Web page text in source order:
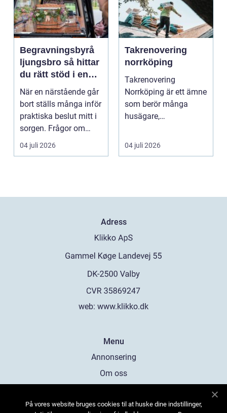
Begravningsbyrå
ljungsbro så hittar
du rätt stöd i en
svår tid
När en närstående går
bort ställs många inför
praktiska beslut mitt i
sorgen. Frågor om
ceremoni, ju...
04 juli 2026
Takrenovering
norrköping
Takrenovering
Norrköping är ett ämne
som berör många
husägare,
och fastighets...
04 juli 2026
Adress
web: www.klikko.dk
Menu
Annonsering
Om oss
Kontakta oss
På vores website bruges cookies til at huske dine indstillinger,